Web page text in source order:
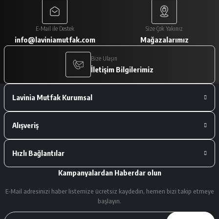
Paketleme çok iyiydi. Ürünler tam
istediğimiz gibiydi.
A... V... | 29/01/2026
Deneyimini Paylaş
E-Mail ile Destek
info@laviniamutfak.com
Size Çok Yakınız
Mağazalarımız
Bize Ulaşın
İletişim Bilgilerimiz
Lavinia Mutfak Kurumsal
Alışveriş
Hızlı Bağlantılar
Kampanyalardan Haberdar olun
E-Mail adresinizi haber listemize ücretsiz kaydedin, hemen bizi takip etmeye
başlayın.